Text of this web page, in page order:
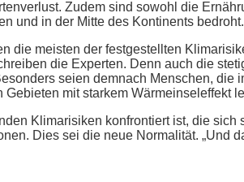
Zudem sind sowohl die
und in der Mitte des Kontinents bedroht.
die meisten der festgestellten
die Experten. Denn auch die
seien demnach Menschen, die
mit starkem Wärmeinseleffekt
Klimarisiken konfrontiert ist, die
Dies sei die neue Normalität. „Und